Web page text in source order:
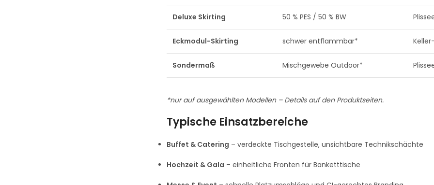
Deluxe Skirting 50 % PES / 50 % BW
Eckmodul-Skirting schwer entflammbar*
Sondermaß Mischgewebe Outdoor*
*nur auf ausgewählten Modellen – Details auf den Produktseiten.
Typische Einsatzbereiche
Buffet & Catering – verdeckte Tischgestelle, unsichtbare Technik­schächte
Hochzeit & Gala – einheitliche Fronten für Banketttische